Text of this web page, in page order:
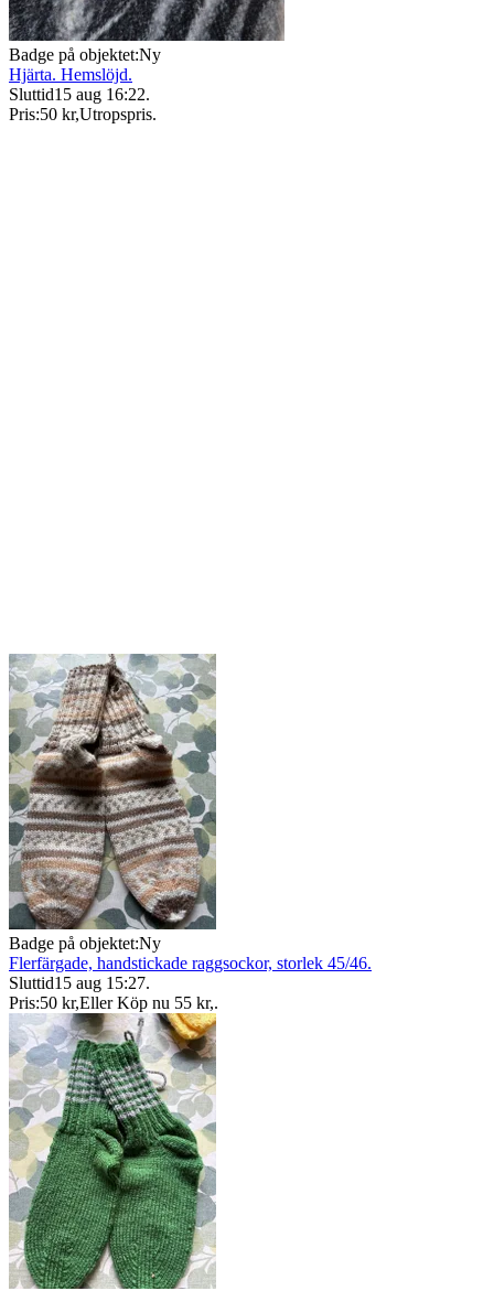
Badge på objektet:Ny
Hjärta. Hemslöjd.
Sluttid15 aug 16:22.
Pris:50 kr,Utropspris.
Badge på objektet:Ny
Flerfärgade, handstickade raggsockor, storlek 45/46.
Sluttid15 aug 15:27.
Pris:50 kr,Eller Köp nu 55 kr,.